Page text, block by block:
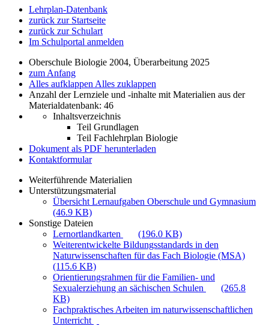
Lehrplan-Datenbank
zurück zur Startseite
zurück zur Schulart
Im Schulportal anmelden
Oberschule Biologie 2004, Überarbeitung 2025
zum Anfang
Alles aufklappen Alles zuklappen
Anzahl der Lernziele und -inhalte mit Materialien aus der
Materialdatenbank: 46
Inhaltsverzeichnis
Teil Grundlagen
Teil Fachlehrplan Biologie
Dokument als PDF herunterladen
Kontaktformular
Weiterführende Materialien
Unterstützungsmaterial
Übersicht Lernaufgaben Oberschule und Gymnasium
(46.9 KB)
Sonstige Dateien
Lernortlandkarten
(196.0 KB)
Weiterentwickelte Bildungsstandards in den
Naturwissenschaften für das Fach Biologie (MSA)
(115.6 KB)
Orientierungsrahmen für die Familien- und
Sexualerziehung an sächischen Schulen
(265.8
KB)
Fachpraktisches Arbeiten im naturwissenschaftlichen
Unterricht